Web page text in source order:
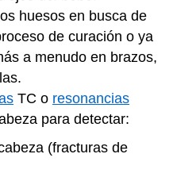
huesos en busca de
de curación o ya
a menudo en brazos,
TC o resonancias
para detectar:
(fracturas de